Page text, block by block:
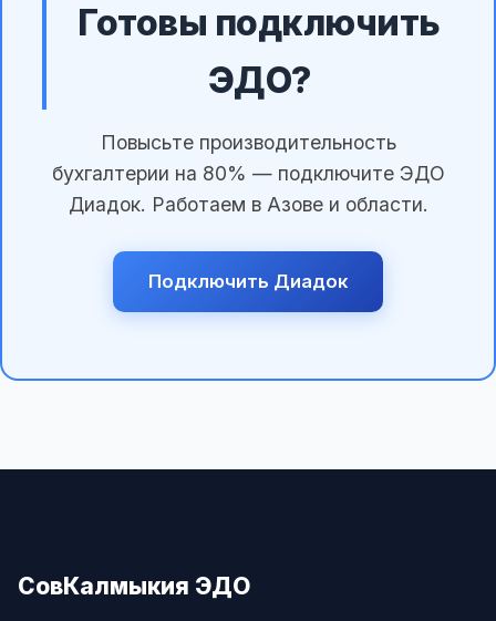
Готовы подключить
ЭДО?
Повысьте производительность
бухгалтерии на 80% — подключите ЭДО
Диадок. Работаем в Азове и области.
Подключить Диадок
СовКалмыкия ЭДО